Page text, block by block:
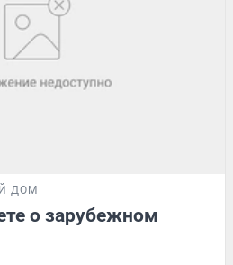
ДОМ
о зарубежном